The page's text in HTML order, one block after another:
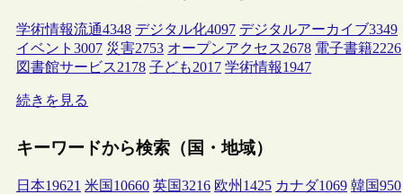
学術情報流通4348 デジタル化4097 デジタルアーカイブ3349
イベント 3007 災害2753 オープンアクセス2678 電子書籍2226
図書館サービス2178 子ども2017 学術情報1947
続きを見る
キーワードから検索（国・地域）
日本19621 米国 10660 英国3216 欧州 1425 カナダ1069 韓国950